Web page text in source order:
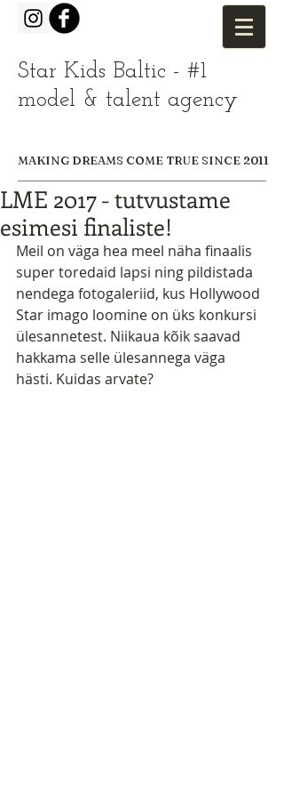
Star Kids Baltic - #1
model & talent agency
MAKING DREAMS COME TRUE SINCE 2011
LME 2017 - tutvustame
esimesi finaliste!
Meil on väga hea meel näha finaalis
super toredaid lapsi ning pildistada
nendega fotogaleriid, kus Hollywood
Star imago loomine on üks konkursi
ülesannetest. Niikaua kõik saavad
hakkama selle ülesannega väga
hästi. Kuidas arvate?